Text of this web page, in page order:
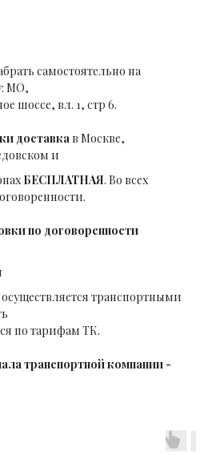
самостоятельно на
МО,
шоссе, вл. 1, стр 6.
доставка в Москве,
и
БЕСПЛАТНАЯ. Во всех
по договоренности
транспортными
по тарифам ТК.
транспортной компании -